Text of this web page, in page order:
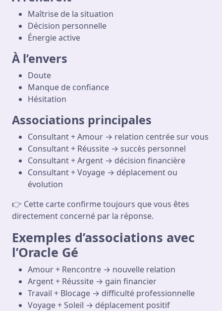
Maîtrise de la situation
Décision personnelle
Énergie active
À l’envers
Doute
Manque de confiance
Hésitation
Associations principales
Consultant + Amour → relation centrée sur vous
Consultant + Réussite → succès personnel
Consultant + Argent → décision financière
Consultant + Voyage → déplacement ou
évolution
👉 Cette carte confirme toujours que vous êtes
directement concerné par la réponse.
Exemples d’associations avec
l’Oracle Gé
Amour + Rencontre → nouvelle relation
Argent + Réussite → gain financier
Travail + Blocage → difficulté professionnelle
Voyage + Soleil → déplacement positif